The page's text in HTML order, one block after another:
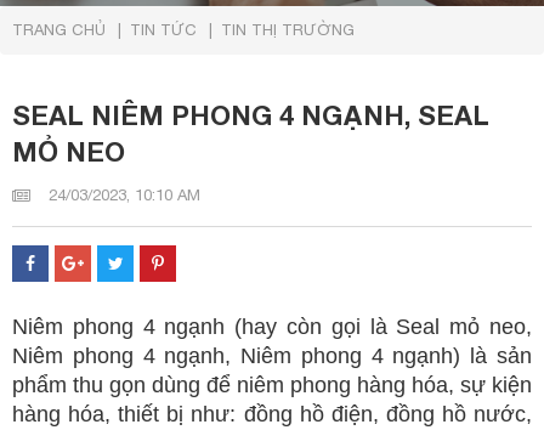
TRANG CHỦ TIN TỨC TIN THỊ TRƯỜNG
SEAL NIÊM PHONG 4 NGẠNH, SEAL
MỎ NEO
24/03/2023, 10:10 AM
Niêm phong 4 ngạnh (hay còn gọi là Seal mỏ neo,
Niêm phong 4 ngạnh, Niêm phong 4 ngạnh) là sản
phẩm thu gọn dùng để niêm phong hàng hóa, sự kiện
hàng hóa, thiết bị như: đồng hồ điện, đồng hồ nước,